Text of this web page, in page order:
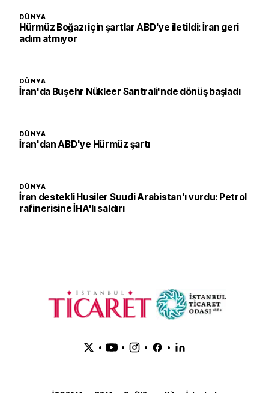
DÜNYA
Hürmüz Boğazı için şartlar ABD'ye iletildi: İran geri
adım atmıyor
DÜNYA
İran'da Buşehr Nükleer Santrali'nde dönüş başladı
DÜNYA
İran'dan ABD'ye Hürmüz şartı
DÜNYA
İran destekli Husiler Suudi Arabistan'ı vurdu: Petrol
rafinerisine İHA'lı saldırı
• • • •